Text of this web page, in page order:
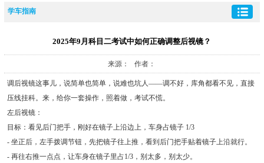
学车指南
2025年9月科目二考试中如何正确调整后视镜？
来源： 作者：
调后视镜这事儿，说简单也简单，说难也坑人——调不好，库角都看不见，直接
压线挂科。来，给你一套操作，照着做，考试不慌。
左后视镜：
目标：看见后门把手，刚好在镜子上沿边上，车身占镜子 1/3
- 坐正后，左手拨调节钮，先把镜子往上推，看到后门把手贴着镜子上沿就行。
- 再往右推一点点，让车身在镜子里占1/3，别太多，别太少。